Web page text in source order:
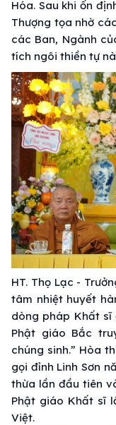
Hóa. Sau khi ổn
Thượng tọa nhờ
các Ban, Ngành
tích ngôi thiền tự
HT. Thọ Lạc -
tâm nhiệt huyết
dòng pháp Khất sĩ
Phật giáo Bắc
chúng sinh.” Hòa
gọi đỉnh Linh Sơn
thừa lần đầu tiên
Phật giáo Khất sĩ
Việt.